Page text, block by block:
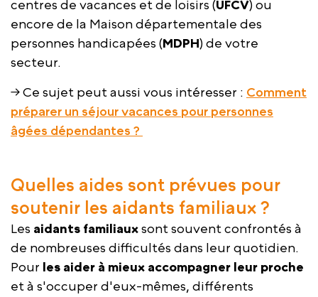
centres de vacances et de loisirs (UFCV) ou
encore de la Maison départementale des
personnes handicapées (MDPH) de votre
secteur.
→ Ce sujet peut aussi vous intéresser : Comment
préparer un séjour vacances pour personnes
âgées dépendantes ?
Quelles aides sont prévues pour
soutenir les aidants familiaux ?
Les aidants familiauxsont souvent confrontés à
de nombreuses difficultés dans leur quotidien.
Pour les aider à mieux accompagner leur proche
et à s'occuper d'eux-mêmes, différents